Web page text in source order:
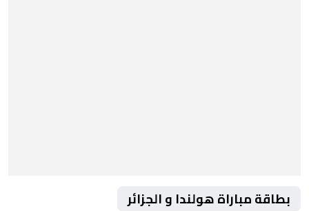
بطاقة مباراة هولندا و الجزائر